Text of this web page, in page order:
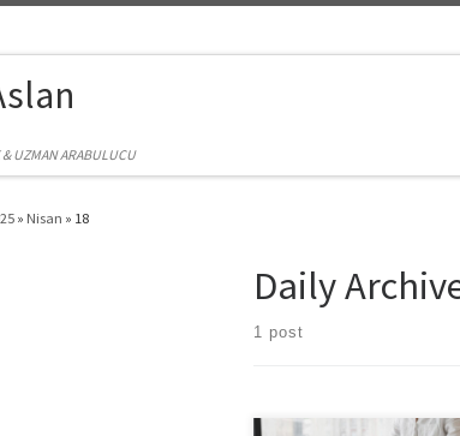
UZMAN ARABULUCU
» Nisan » 18
Daily
1 post